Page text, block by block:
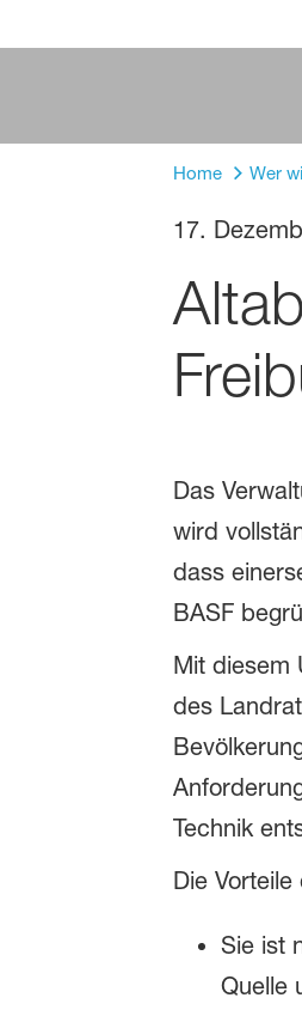
Home Wer
17.
Das
wird
dass
BASF
Mit diesem
des
Technik
Die
Sie ist
Quelle